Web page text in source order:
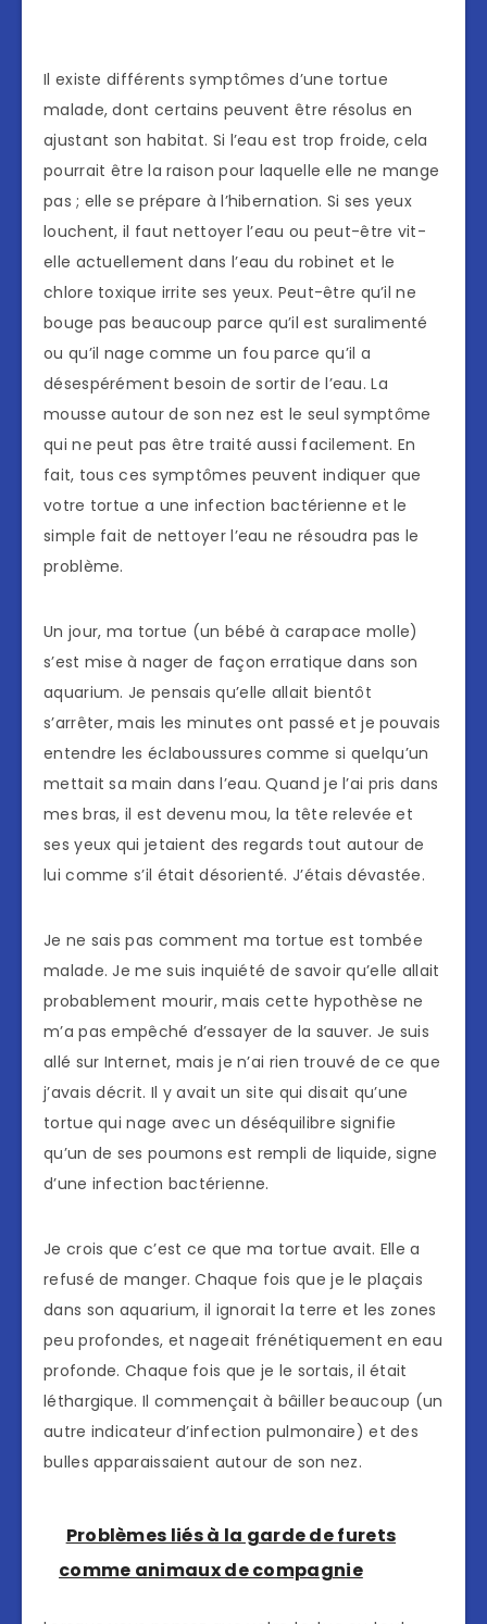
Il existe différents symptômes d’une tortue
malade, dont certains peuvent être résolus en
ajustant son habitat. Si l’eau est trop froide, cela
pourrait être la raison pour laquelle elle ne mange
pas ; elle se prépare à l’hibernation. Si ses yeux
louchent, il faut nettoyer l’eau ou peut-être vit-
elle actuellement dans l’eau du robinet et le
chlore toxique irrite ses yeux. Peut-être qu’il ne
bouge pas beaucoup parce qu’il est suralimenté
ou qu’il nage comme un fou parce qu’il a
désespérément besoin de sortir de l’eau. La
mousse autour de son nez est le seul symptôme
qui ne peut pas être traité aussi facilement. En
fait, tous ces symptômes peuvent indiquer que
votre tortue a une infection bactérienne et le
simple fait de nettoyer l’eau ne résoudra pas le
problème.
Un jour, ma tortue (un bébé à carapace molle)
s’est mise à nager de façon erratique dans son
aquarium. Je pensais qu’elle allait bientôt
s’arrêter, mais les minutes ont passé et je pouvais
entendre les éclaboussures comme si quelqu’un
mettait sa main dans l’eau. Quand je l’ai pris dans
mes bras, il est devenu mou, la tête relevée et
ses yeux qui jetaient des regards tout autour de
lui comme s’il était désorienté. J’étais dévastée.
Je ne sais pas comment ma tortue est tombée
malade. Je me suis inquiété de savoir qu’elle allait
probablement mourir, mais cette hypothèse ne
m’a pas empêché d’essayer de la sauver. Je suis
allé sur Internet, mais je n’ai rien trouvé de ce que
j’avais décrit. Il y avait un site qui disait qu’une
tortue qui nage avec un déséquilibre signifie
qu’un de ses poumons est rempli de liquide, signe
d’une infection bactérienne.
Je crois que c’est ce que ma tortue avait. Elle a
refusé de manger. Chaque fois que je le plaçais
dans son aquarium, il ignorait la terre et les zones
peu profondes, et nageait frénétiquement en eau
profonde. Chaque fois que je le sortais, il était
léthargique. Il commençait à bâiller beaucoup (un
autre indicateur d’infection pulmonaire) et des
bulles apparaissaient autour de son nez.
Problèmes liés à la garde de furets
comme animaux de compagnie